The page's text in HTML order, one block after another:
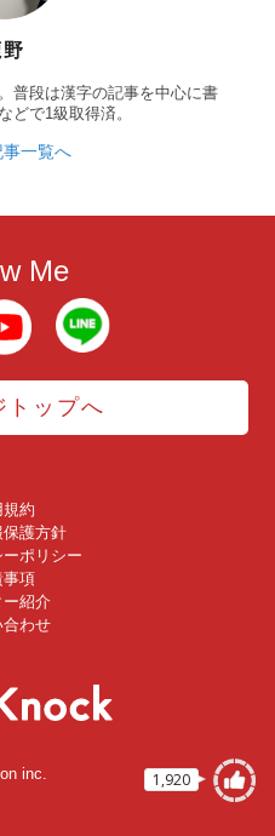
1,920
野
普段は漢字の記事を中心に書
どで1級取得済。
事一覧へ
Me
トップへ
約
護方針
ポリシー
事項
ー紹介
合わせ
inc.